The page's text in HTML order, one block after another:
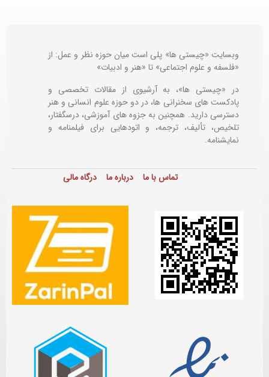
وبسایت «چیستی ها» پلی است میان حوزه نظر و عمل: از
«فلسفه و علوم اجتماعی» تا «هنر و ادبیات»
در «چیستی ها»، به آرشیوی از مقالات تخصصی و
پادکست های سخنرانی ها، در دو حوزه علوم انسانی و هنر
دسترسی دارید. همچنین به جزوه های آموزشی، درسگفتار،
تلخیص، تألیف، ترجمه، و اتودهایی برایفیلمنامه و
نمایشنامه.
تماس با ما درباره ما درگاه مالی